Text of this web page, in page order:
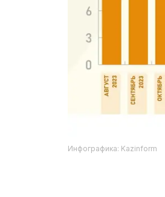
Инфографика: Kazinform